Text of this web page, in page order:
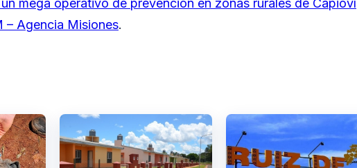
– Agencia Misiones.